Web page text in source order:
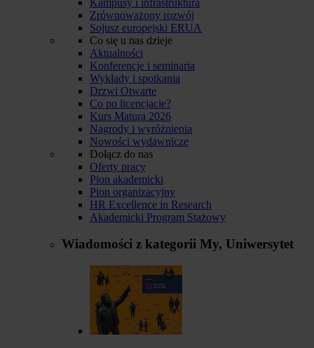
Zrównoważony rozwój
Sojusz europejski ERUA
Co się u nas dzieje
Aktualności
Konferencje i seminaria
Wykłady i spotkania
Drzwi Otwarte
Co po licencjacie?
Kurs Matura 2026
Nagrody i wyróżnienia
Nowości wydawnicze
Dołącz do nas
Oferty pracy
Pion akademicki
Pion organizacyjny
HR Excellence in Research
Akademicki Program Stażowy
Wiadomości z kategorii My, Uniwersytet